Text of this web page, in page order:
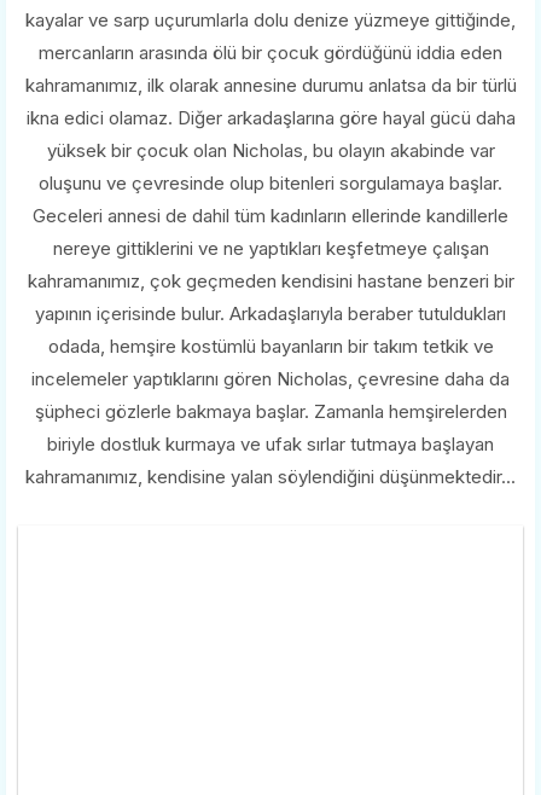
kayalar ve sarp uçurumlarla dolu denize yüzmeye gittiğinde,
mercanların arasında ölü bir çocuk gördüğünü iddia eden
kahramanımız, ilk olarak annesine durumu anlatsa da bir türlü
ikna edici olamaz. Diğer arkadaşlarına göre hayal gücü daha
yüksek bir çocuk olan Nicholas, bu olayın akabinde var
oluşunu ve çevresinde olup bitenleri sorgulamaya başlar.
Geceleri annesi de dahil tüm kadınların ellerinde kandillerle
nereye gittiklerini ve ne yaptıkları keşfetmeye çalışan
kahramanımız, çok geçmeden kendisini hastane benzeri bir
yapının içerisinde bulur. Arkadaşlarıyla beraber tutuldukları
odada, hemşire kostümlü bayanların bir takım tetkik ve
incelemeler yaptıklarını gören Nicholas, çevresine daha da
şüpheci gözlerle bakmaya başlar. Zamanla hemşirelerden
biriyle dostluk kurmaya ve ufak sırlar tutmaya başlayan
kahramanımız, kendisine yalan söylendiğini düşünmektedir...